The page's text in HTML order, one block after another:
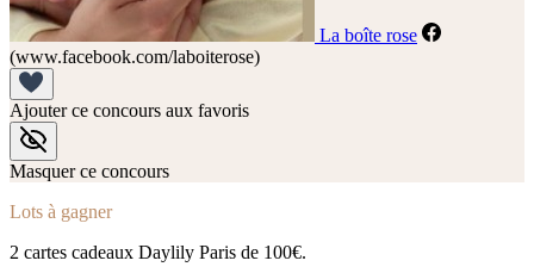
La boîte rose
(www.facebook.com/laboiterose)
Ajouter ce concours aux favoris
Masquer ce concours
Lots à gagner
2 cartes cadeaux Daylily Paris de 100€.